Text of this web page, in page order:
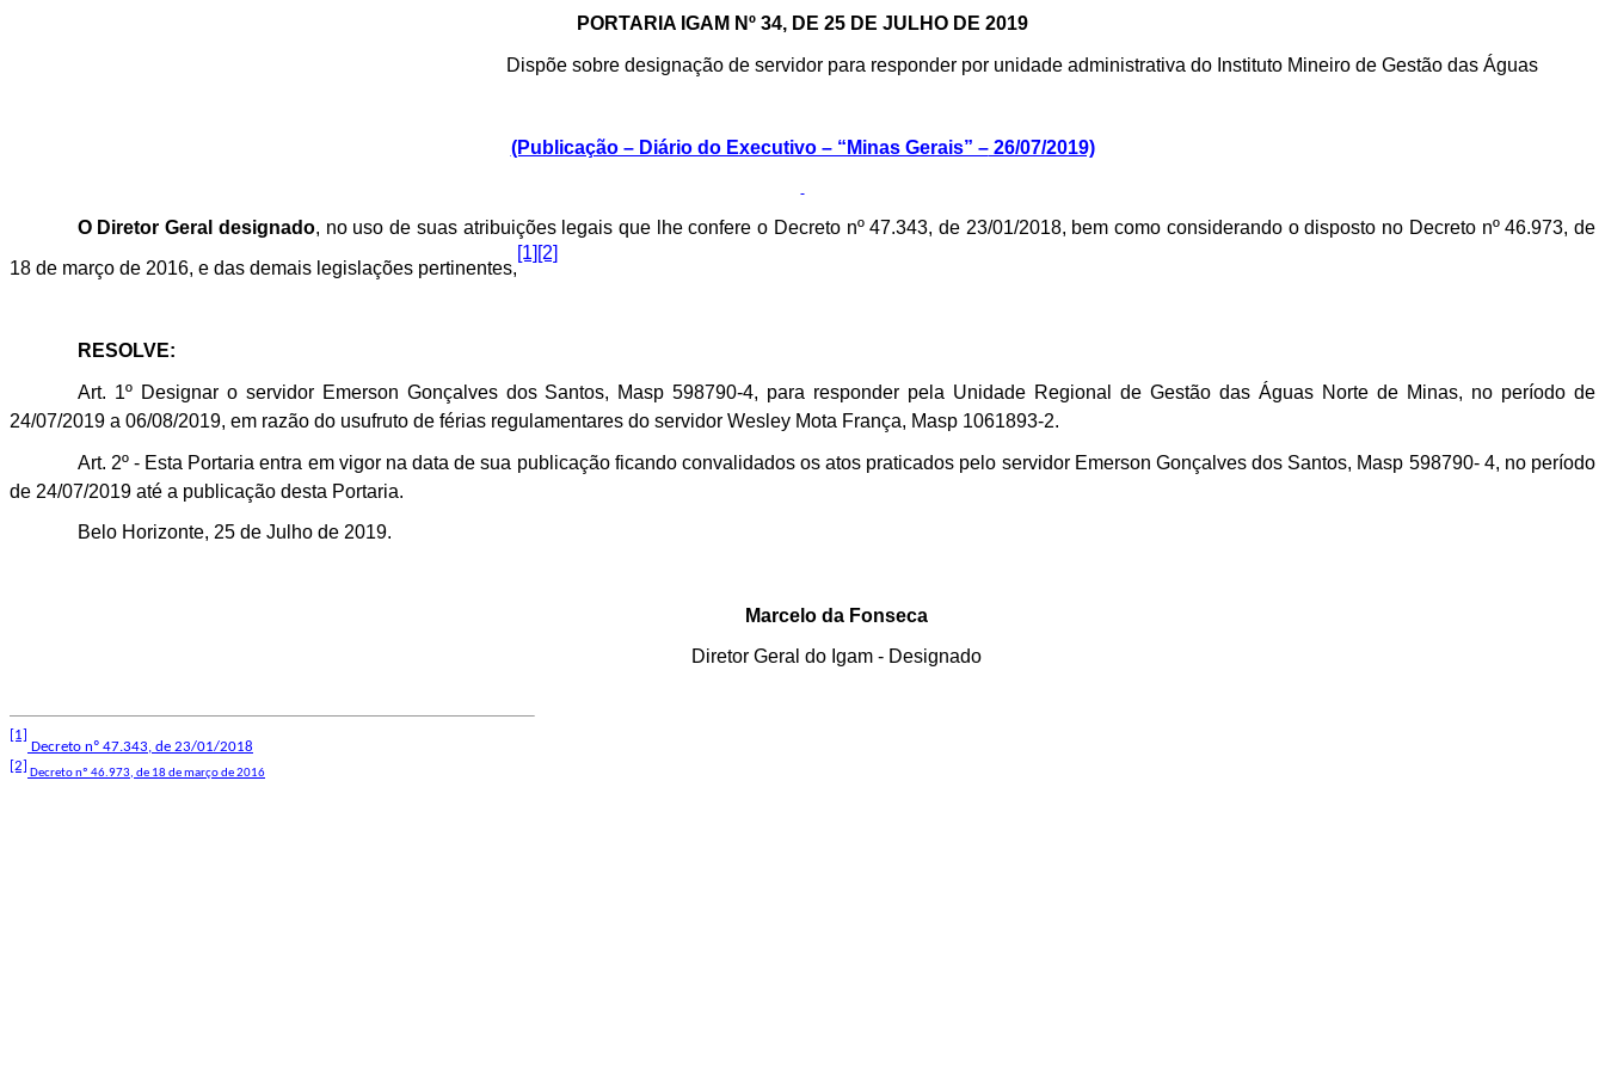
PORTARIA IGAM Nº 34, DE 25 DE JULHO DE 2019
Dispõe sobre designação de servidor para responder por unidade administrativa do Instituto Mineiro de Gestão das Águas
(Publicação – Diário do Executivo – “Minas Gerais” –26/07/2019)
O Diretor Geral designado, no uso de suas atribuições legais que lhe confere o Decreto nº 47.343, de 23/01/2018, bem como considerando o disposto no Decreto nº 46.973, de
18 de março de 2016, e das demais legislações pertinentes,
[1] [2]
RESOLVE:
Art. 1º Designar o servidor Emerson Gonçalves dos Santos, Masp 598790-4, para responder pela Unidade Regional de Gestão das Águas Norte de Minas, no período de
24/07/2019 a 06/08/2019, em razão do usufruto de férias regulamentares do servidor Wesley Mota França, Masp 1061893-2.
Art. 2º - Esta Portaria entra em vigor na data de sua publicação ficando convalidados os atos praticados pelo servidor Emerson Gonçalves dos Santos, Masp 598790- 4, no período
de 24/07/2019 até a publicação desta Portaria.
Belo Horizonte, 25 de Julhode 2019.
Marcelo da Fonseca
Diretor Geral do Igam- Designado
[1]
Decreto nº 47.343, de 23/01/2018
[2] Decreto nº 46.973, de 18 de março de 2016